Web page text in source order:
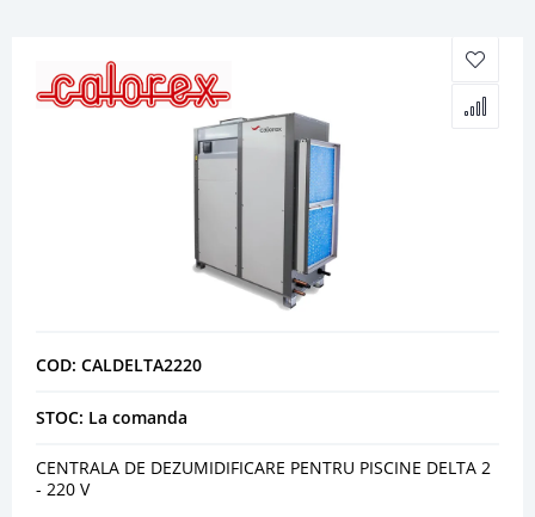
COD: CALDELTA2220
STOC: La comanda
CENTRALA DE DEZUMIDIFICARE PENTRU PISCINE DELTA 2
- 220 V